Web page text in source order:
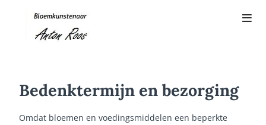
Bedenktermijn en bezorging
Omdat bloemen en voedingsmiddelen een beperkte